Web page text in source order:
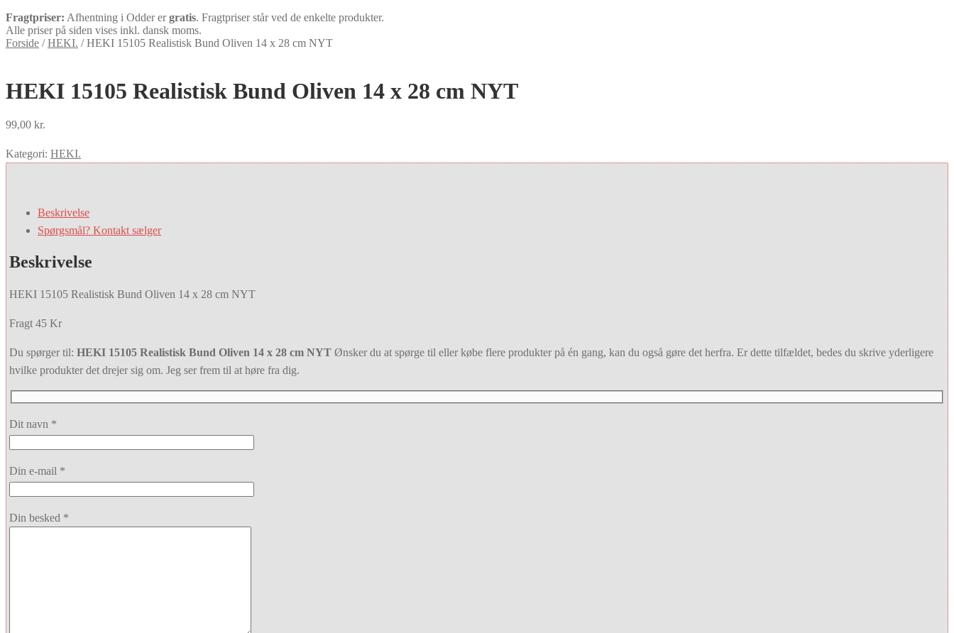
Fragtpriser: Afhentning i Odder ergratis. Fragtpriser står ved de enkelte produkter.
Alle priser på siden vises inkl. dansk moms.
Forside /HEKI. /HEKI 15105 Realistisk Bund Oliven 14 x 28 cm NYT
HEKI 15105 Realistisk Bund Oliven 14 x 28 cm NYT
99,00 kr.
Kategori: HEKI.
Beskrivelse
Spørgsmål? Kontakt sælger
Beskrivelse
HEKI 15105 Realistisk Bund Oliven 14 x 28 cm NYT
Fragt 45 Kr
Du spørger til: HEKI 15105 Realistisk Bund Oliven 14 x 28 cm NYT Ønsker du at spørge til eller købe flere produkter på én gang, kan du også gøre det herfra. Er dette tilfældet, bedes du skrive yderligere
hvilke produkter det drejer sig om. Jeg ser frem til at høre fra dig.
Dit navn *
Din e-mail *
Din besked *